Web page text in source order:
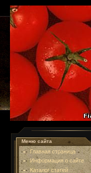
Меню сайта
Главная страница
Информация о сайте
Каталог статей